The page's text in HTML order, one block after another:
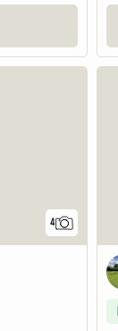
4